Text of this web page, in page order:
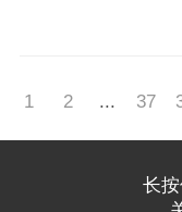
1 2 ... 37
长